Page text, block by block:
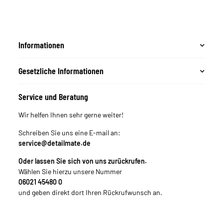
Informationen
Gesetzliche Informationen
Service und Beratung
Wir helfen Ihnen sehr gerne weiter!
Schreiben Sie uns eine E-mail an:
service@detailmate.de
Oder lassen Sie sich von uns zurückrufen.
Wählen Sie hierzu unsere Nummer
06021 45480 0
und geben direkt dort Ihren Rückrufwunsch an.